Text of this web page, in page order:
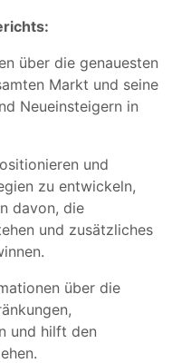
über die genauesten
Markt und seine
Neueinsteigern in
und
zu entwickeln,
davon, die
und zusätzliches
über die
und hilft den